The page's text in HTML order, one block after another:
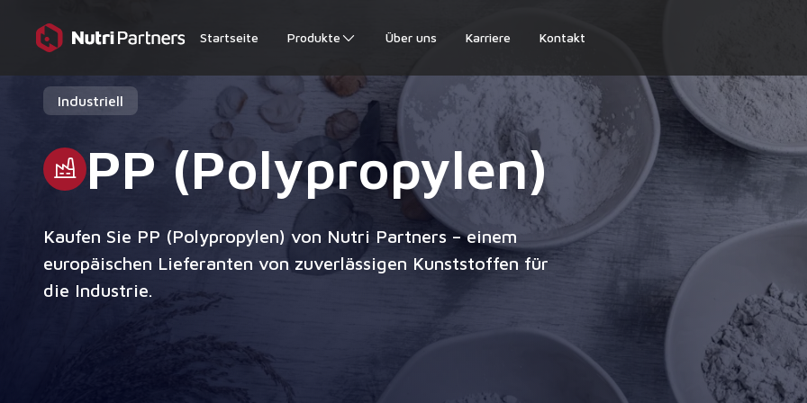
Startseite Produkte Über uns Karriere Kontakt
Industriell
PP (Polypropylen)
Kaufen Sie PP (Polypropylen) von Nutri Partners – einem
europäischen Lieferanten von zuverlässigen Kunststoffen für
die Industrie.